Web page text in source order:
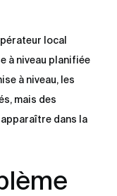
local
à niveau planifiée
à niveau, les
mais des
dans la